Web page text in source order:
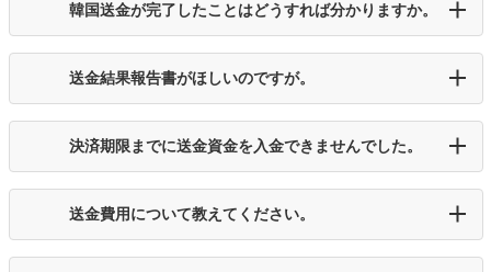
韓国送金が完了したことはどうすれば分かりますか。
送金結果報告書がほしいのですが。
決済期限までに送金資金を入金できませんでした。
送金費用について教えてください。